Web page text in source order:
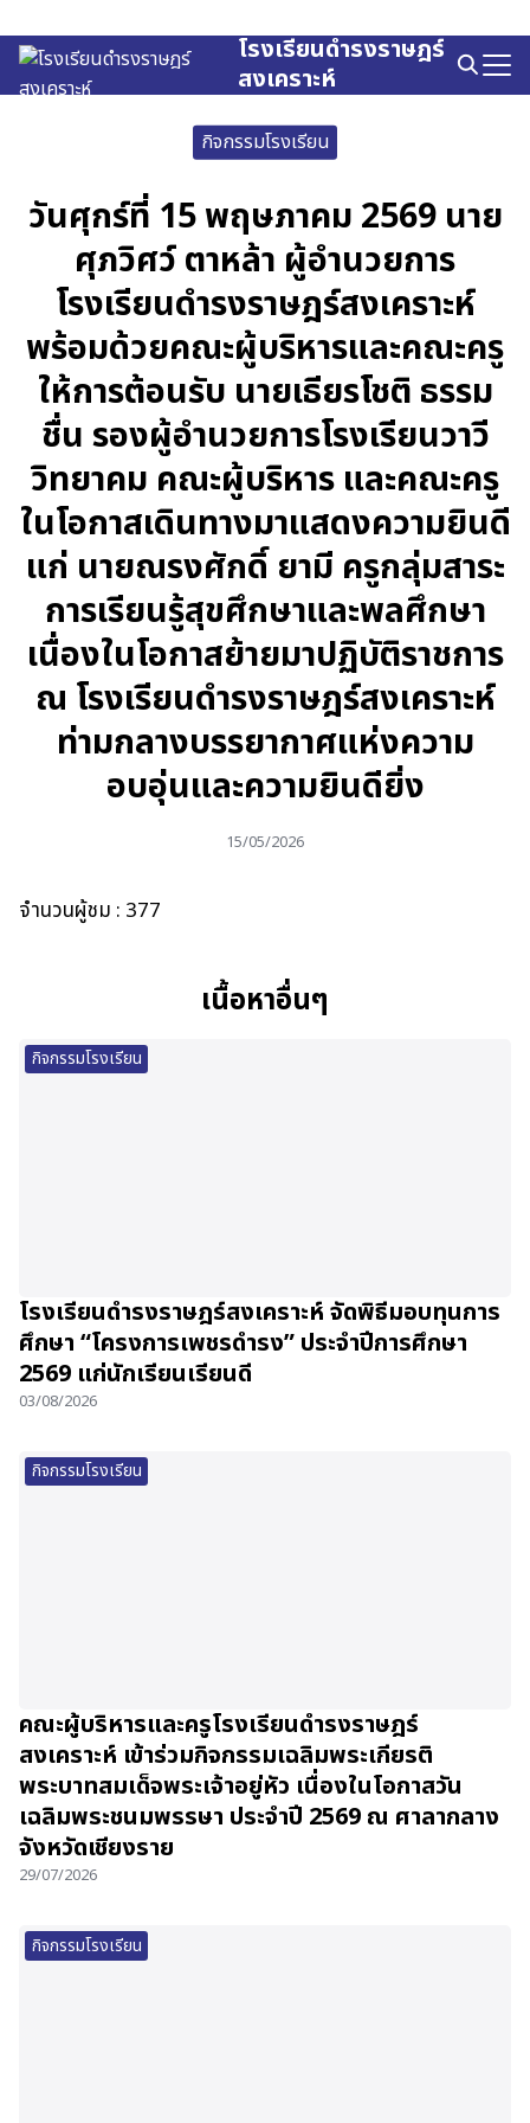
to
content
โรงเรียนดำรงราษฎร์
สงเคราะห์
Search
for:
กิจกรรมโรงเรียน
วันศุกร์ที่ 15 พฤษภาคม 2569 นาย
ศุภวิศว์ ตาหล้า ผู้อำนวยการ
โรงเรียนดำรงราษฎร์สงเคราะห์
พร้อมด้วยคณะผู้บริหารและคณะครู
ให้การต้อนรับ นายเธียรโชติ ธรรม
ชื่น รองผู้อำนวยการโรงเรียนวาวี
วิทยาคม คณะผู้บริหาร และคณะครู
ในโอกาสเดินทางมาแสดงความยินดี
แก่ นายณรงศักดิ์ ยามี ครูกลุ่มสาระ
การเรียนรู้สุขศึกษาและพลศึกษา
เนื่องในโอกาสย้ายมาปฏิบัติราชการ
ณ โรงเรียนดำรงราษฎร์สงเคราะห์
ท่ามกลางบรรยากาศแห่งความ
อบอุ่นและความยินดียิ่ง
15/05/2026
จำนวนผู้ชม : 377
เนื้อหาอื่นๆ
กิจกรรมโรงเรียน
โรงเรียนดำรงราษฎร์สงเคราะห์ จัดพิธีมอบทุนการ
ศึกษา “โครงการเพชรดำรง” ประจำปีการศึกษา
2569 แก่นักเรียนเรียนดี
03/08/2026
กิจกรรมโรงเรียน
คณะผู้บริหารและครูโรงเรียนดำรงราษฎร์
สงเคราะห์ เข้าร่วมกิจกรรมเฉลิมพระเกียรติ
พระบาทสมเด็จพระเจ้าอยู่หัว เนื่องในโอกาสวัน
เฉลิมพระชนมพรรษา ประจำปี 2569 ณ ศาลากลาง
จังหวัดเชียงราย
29/07/2026
กิจกรรมโรงเรียน